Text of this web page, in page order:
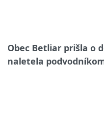
Obec Betliar prišla o
naletela